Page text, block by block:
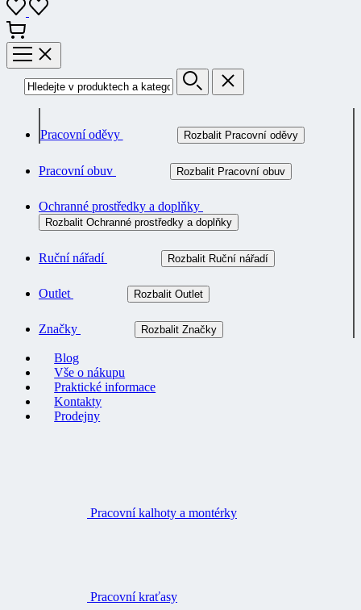
Pracovní oděvy Rozbalit Pracovní oděvy
Pracovní obuv Rozbalit Pracovní obuv
Ochranné prostředky a doplňky
Rozbalit Ochranné prostředky a doplňky
Ruční nářadí Rozbalit Ruční nářadí
Outlet Rozbalit Outlet
Značky Rozbalit Značky
Blog
Vše o nákupu
Praktické informace
Kontakty
Prodejny
Pracovní kalhoty a montérky
Pracovní kraťasy